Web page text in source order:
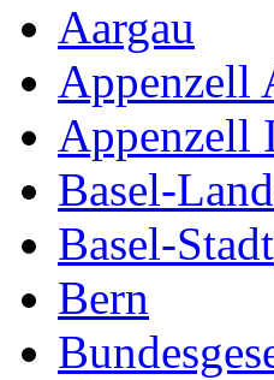
Aargau
Appenzell
Appenzell
Basel-
Basel-Stadt
Bern